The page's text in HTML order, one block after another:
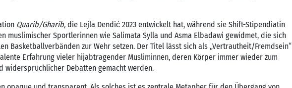
Quarib/Gharib, die Lejla Dendić 2023 entwickelt hat, während sie Shift-Stipendiatin
muslimischer Sportlerinnen wie Salimata Sylla und Asma Elbadawi gewidmet, die sich
Basketballverbänden zur Wehr setzen. Der Titel lässt sich als „Vertrautheit/Fremdsein“
Erfahrung vieler hijabtragender Musliminnen, deren Körper immer wieder zum
widersprüchlicher Debatten gemacht werden.